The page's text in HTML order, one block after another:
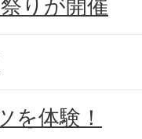
りが開催
を体験！